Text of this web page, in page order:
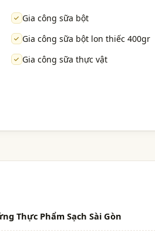
Gia công sữa bột
Gia công sữa bột lon thiếc 400gr
Gia công sữa thực vật
Thực Phẩm Sạch Sài Gòn